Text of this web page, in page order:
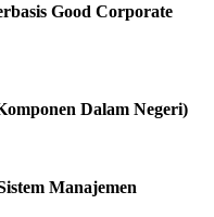
Good Corporate
Dalam Negeri)
Manajemen